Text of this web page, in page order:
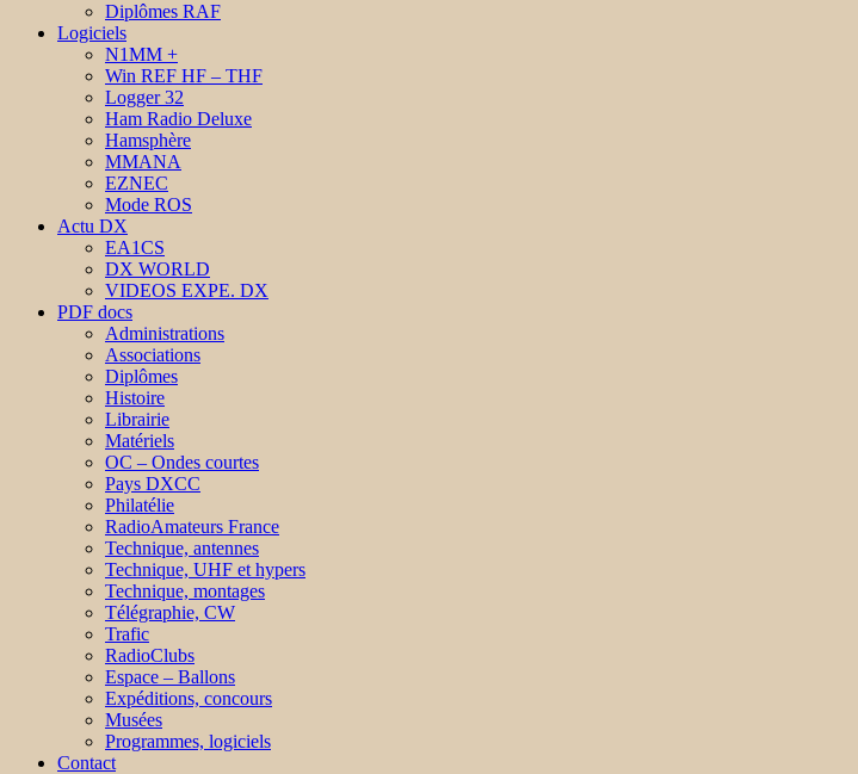
Diplômes RAF
Logiciels
N1MM +
Win REF HF – THF
Logger 32
Ham Radio Deluxe
Hamsphère
MMANA
EZNEC
Mode ROS
Actu DX
EA1CS
DX WORLD
VIDEOS EXPE. DX
PDF docs
Administrations
Associations
Diplômes
Histoire
Librairie
Matériels
OC – Ondes courtes
Pays DXCC
Philatélie
RadioAmateurs France
Technique, antennes
Technique, UHF et hypers
Technique, montages
Télégraphie, CW
Trafic
RadioClubs
Espace – Ballons
Expéditions, concours
Musées
Programmes, logiciels
Contact